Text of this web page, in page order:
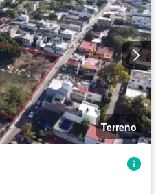
Terreno